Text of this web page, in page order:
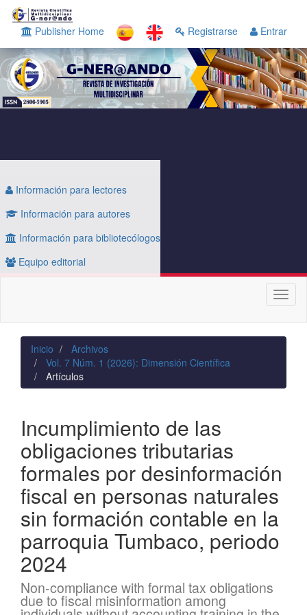
Navegación
principal
Contenido
principal
Barra
lateral
Publisher Home Registrarse Entrar
Información para lectores
Información para autores
Información para bibliotecólogos
Equipo editorial
Inicio
Archivos
Vol. 7 Núm. 1 (2026): Dimensión Científica
Artículos
Incumplimiento de las
obligaciones tributarias
formales por desinformación
fiscal en personas naturales
sin formación contable en la
parroquia Tumbaco, periodo
2024
Non-compliance with formal tax obligations
due to fiscal misinformation among